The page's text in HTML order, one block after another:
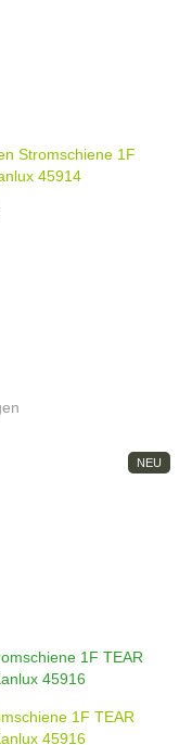
Stromschiene 1F
45914
NEU
1F TEAR
45916